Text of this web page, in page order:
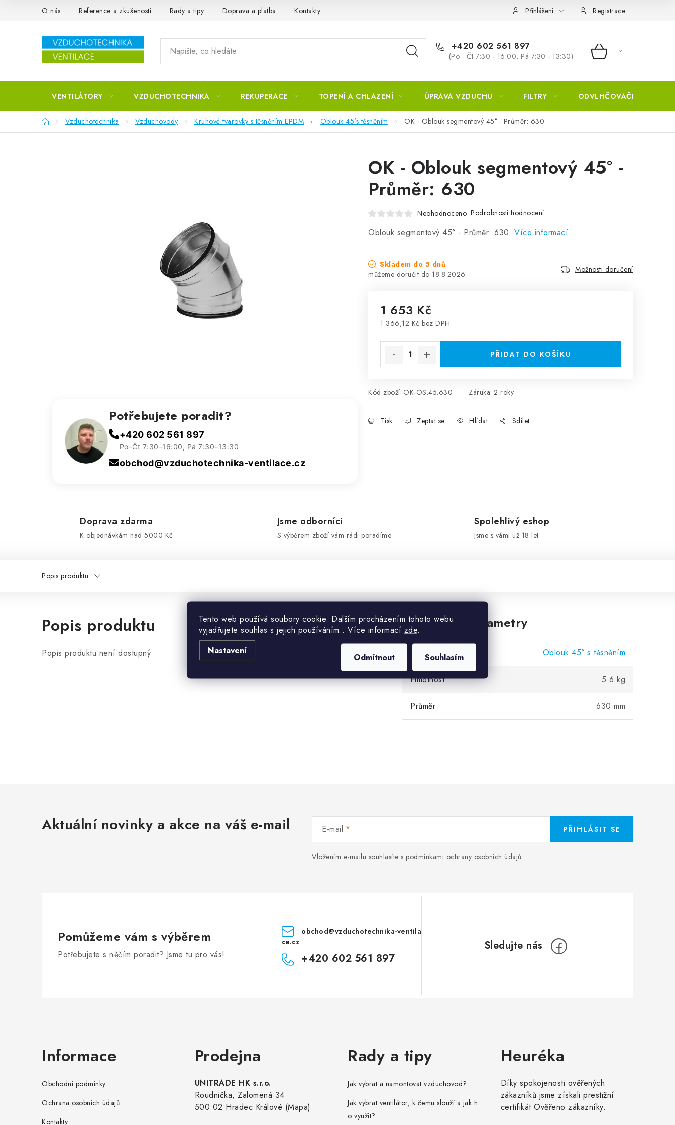
Tento web používá soubory cookie. Dalším procházením tohoto webu
vyjadřujete souhlas s jejich používáním.. Více informací zde.
Nastavení
Odmítnout Souhlasím
Přejít na obsahO nás Reference a zkušenosti Rady a tipy Doprava a platba Kontakty Přihlášení Registrace
+420 602 561 897
(Po - Čt 7:30 - 16:00, Pá 7:30 - 13:30) NÁKUPNÍ
VENTILÁTORY VZDUCHOTECHNIKA REKUPERACE TOPENÍ A CHLAZENÍ ÚPRAVA VZDUCHU FILTRY ODVLHČOVAČE
DomůVzduchotechnika Vzduchovody Kruhové tvarovky s těsněním EPDM Oblouk 45°s těsněním OK - Oblouk segmentový 45° - Průměr: 630
OK - Oblouk segmentový 45° -
Průměr: 630
Neohodnoceno Podrobnosti hodnocení
Oblouk segmentový 45° - Průměr: 630 Více informací
Skladem do 5 dnů
18.8.2026
Možnosti doručení
1 653 Kč
1 366,12 Kč bez DPH
PŘIDAT DO KOŠÍKU
Kód zboží: OK-OS.45.630 Záruka: 2 roky
Tisk Zeptat se Hlídat Sdílet
Potřebujete poradit?
+420 602 561 897
Po–Čt 7:30–16:00, Pá 7:30–13:30
obchod@vzduchotechnika-ventilace.cz
Doprava zdarma
K objednávkám nad 5000 Kč
Jsme odborníci
S výběrem zboží vám rádi poradíme
Spolehlivý eshop
Jsme s vámi už 18 let
Popis produktu
Popis produktu
Popis produktu není dostupný
Doplňkové parametry
Kategorie Oblouk 45° s těsněním
Hmotnost 5.6 kg
Průměr 630 mm
Aktuální novinky a akce na váš e-mail E-mail
Vložením e-mailu souhlasíte s podmínkami ochrany osobních údajů
PŘIHLÁSIT SE
Pomůžeme vám s výběrem
Potřebujete s něčím poradit? Jsme tu pro vás!
obchod@vzduchotechnika-ventila
ce.cz
+420 602 561 897
Informace
Obchodní podmínky
Ochrana osobních údajů
Kontakty
Prodejna
UNITRADE HK s.r.o.
Roudnička, Zalomená 34
500 02 Hradec Králové (Mapa)
Rady a tipy
Jak vybrat a namontovat vzduchovod?
Jak vybrat ventilátor, k čemu slouží a jak h
o využít?
Heuréka
Díky spokojenosti ověřených
zákazníků jsme získali prestižní
certifikát Ověřeno zákazníky.